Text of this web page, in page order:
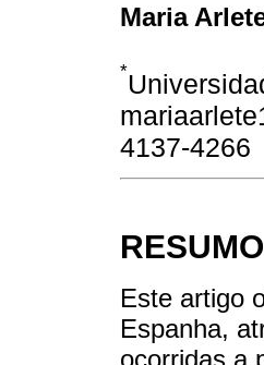
Maria
*
4137-4266
RESUMO
Este artigo
Espanha,
ocorridas a